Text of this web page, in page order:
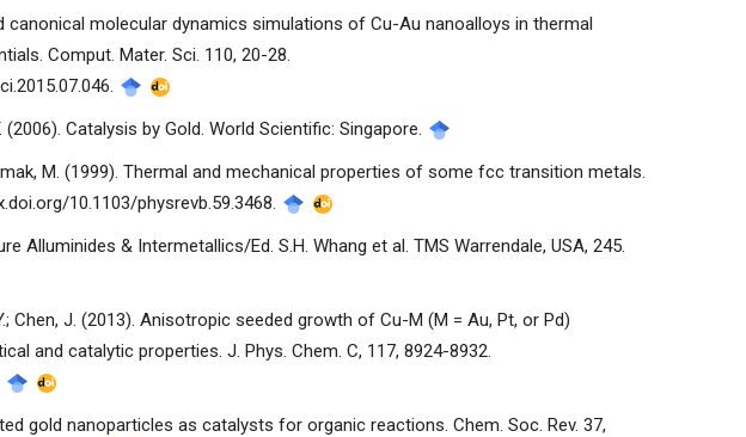
canonical molecular dynamics simulations of Cu-Au nanoalloys in thermal
Comput. Mater. Sci. 110, 20-28.
(2006). Catalysis by Gold. World Scientific: Singapore.
M. (1999). Thermal and mechanical properties of some fcc transition metals.
10.1103/physrevb.59.3468.
Alluminides & Intermetallics/Ed. S.H. Whang et al. TMS Warrendale, USA, 245.
Chen, J. (2013). Anisotropic seeded growth of Cu-M (M = Au, Pt, or Pd)
and catalytic properties. J. Phys. Chem. C, 117, 8924-8932.
gold nanoparticles as catalysts for organic reactions. Chem. Soc. Rev. 37,